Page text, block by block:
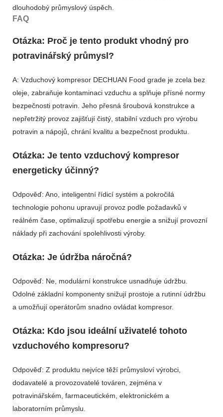
dlouhodobý průmyslový úspěch.
FAQ
Otázka: Proč je tento produkt vhodný pro
potravinářský průmysl?
A: Vzduchový kompresor DECHUAN Food grade je zcela bez
oleje, zabraňuje kontaminaci vzduchu a splňuje přísné normy
bezpečnosti potravin. Jeho přesná šroubová konstrukce a
nepřetržitý provoz zajišťují čistý, stabilní vzduch pro výrobu
potravin a nápojů, chrání kvalitu a bezpečnost produktu.
Otázka: Je tento vzduchový kompresor
energeticky účinný?
Odpověď: Ano, inteligentní řídicí systém a pokročilá
technologie pohonu upravují provoz podle požadavků v
reálném čase, optimalizují spotřebu energie a snižují provozní
náklady při zachování spolehlivosti výroby.
Otázka: Je údržba náročná?
Odpověď: Ne, modulární konstrukce usnadňuje údržbu.
Odolné základní komponenty snižují prostoje a rutinní údržbu
a umožňují operátorům snadno ovládat kompresor.
Otázka: Kdo jsou ideální uživatelé tohoto
vzduchového kompresoru?
Odpověď: Z produktu nejvíce těží průmysloví výrobci,
dodavatelé a provozovatelé továren, zejména v
potravinářském, farmaceutickém, elektronickém a
laboratorním průmyslu.